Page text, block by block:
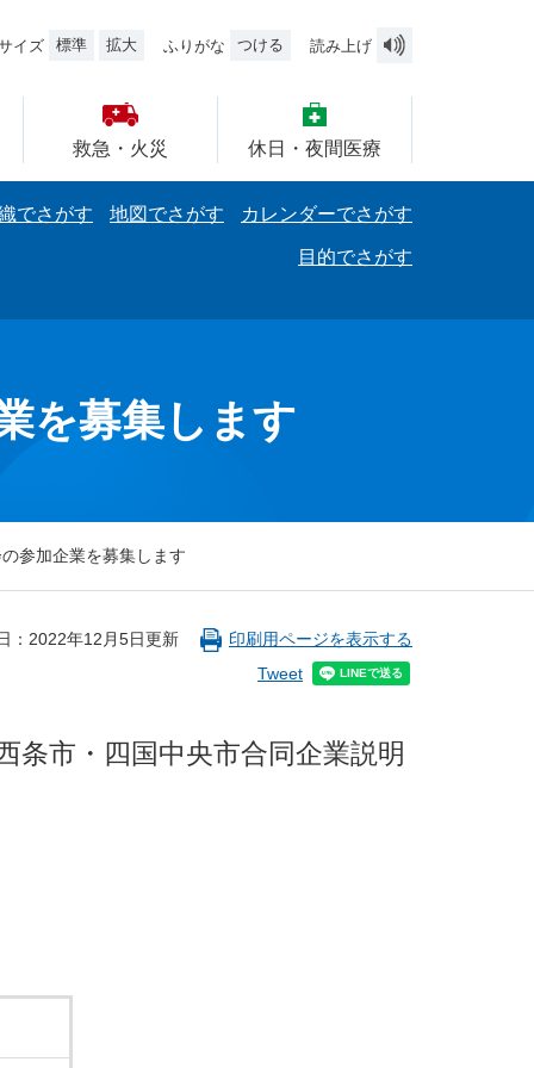
イズ 標準 拡大 ふりがな つける 読み上げ
救急・火災 休日・夜間医療
でさがす 地図でさがす カレンダーでさがす
目的でさがす
を募集します
参加企業を募集します
：2022年12月5日更新
印刷用ページを表示する
Tweet
条市・四国中央市合同企業説明